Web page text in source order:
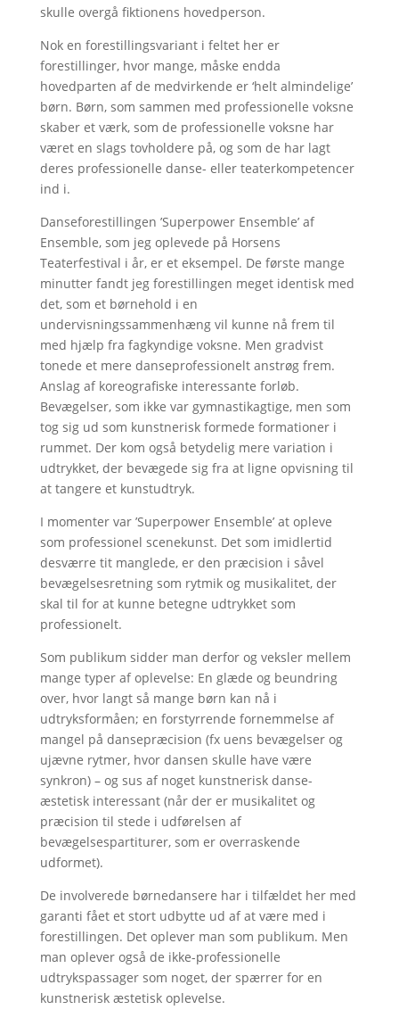
skulle overgå fiktionens hovedperson.
Nok en forestillingsvariant i feltet her er
forestillinger, hvor mange, måske endda
hovedparten af de medvirkende er ‘helt almindelige’
børn. Børn, som sammen med professionelle voksne
skaber et værk, som de professionelle voksne har
været en slags tovholdere på, og som de har lagt
deres professionelle danse- eller teaterkompetencer
ind i.
Danseforestillingen ’Superpower Ensemble’ af
Ensemble, som jeg oplevede på Horsens
Teaterfestival i år, er et eksempel. De første mange
minutter fandt jeg forestillingen meget identisk med
det, som et børnehold i en
undervisningssammenhæng vil kunne nå frem til
med hjælp fra fagkyndige voksne. Men gradvist
tonede et mere danseprofessionelt anstrøg frem.
Anslag af koreografiske interessante forløb.
Bevægelser, som ikke var gymnastikagtige, men som
tog sig ud som kunstnerisk formede formationer i
rummet. Der kom også betydelig mere variation i
udtrykket, der bevægede sig fra at ligne opvisning til
at tangere et kunstudtryk.
I momenter var ’Superpower Ensemble’ at opleve
som professionel scenekunst. Det som imidlertid
desværre tit manglede, er den præcision i såvel
bevægelsesretning som rytmik og musikalitet, der
skal til for at kunne betegne udtrykket som
professionelt.
Som publikum sidder man derfor og veksler mellem
mange typer af oplevelse: En glæde og beundring
over, hvor langt så mange børn kan nå i
udtryksformåen; en forstyrrende fornemmelse af
mangel på dansepræcision (fx uens bevægelser og
ujævne rytmer, hvor dansen skulle have være
synkron) – og sus af noget kunstnerisk danse-
æstetisk interessant (når der er musikalitet og
præcision til stede i udførelsen af
bevægelsespartiturer, som er overraskende
udformet).
De involverede børnedansere har i tilfældet her med
garanti fået et stort udbytte ud af at være med i
forestillingen. Det oplever man som publikum. Men
man oplever også de ikke-professionelle
udtrykspassager som noget, der spærrer for en
kunstnerisk æstetisk oplevelse.